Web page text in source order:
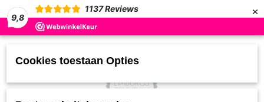
9,8
1137 Reviews ×
Cookies toestaan Opties